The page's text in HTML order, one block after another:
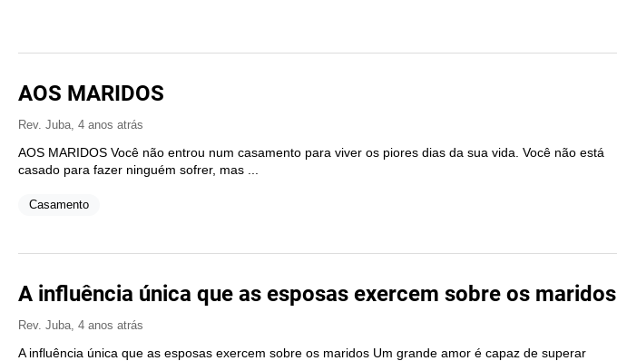
AOS MARIDOS
Rev. Juba 4 anos atrás
AOS MARIDOS Você não entrou num casamento para viver os piores dias da sua vida. Você não está
casado para fazer ninguém sofrer, mas ...
Casamento
A influência única que as esposas exercem sobre os maridos
Rev. Juba 4 anos atrás
A influência única que as esposas exercem sobre os maridos Um grande amor é capaz de superar